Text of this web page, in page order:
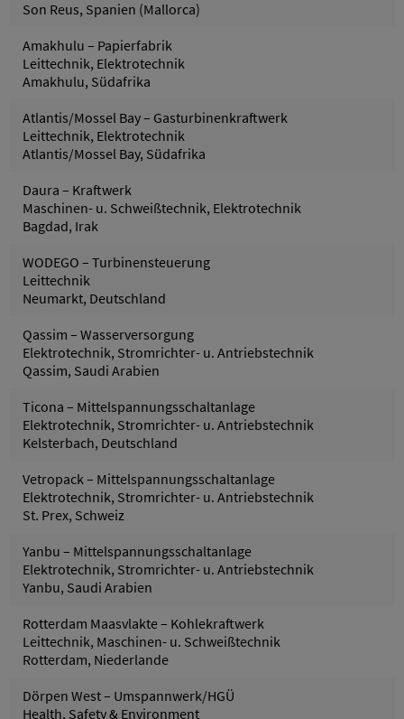
Son Reus, Spanien (Mallorca)
Amakhulu – Papierfabrik
Leittechnik, Elektrotechnik
Amakhulu, Südafrika
Atlantis/Mossel Bay – Gasturbinenkraftwerk
Leittechnik, Elektrotechnik
Atlantis/Mossel Bay, Südafrika
Daura – Kraftwerk
Maschinen- u. Schweißtechnik, Elektrotechnik
Bagdad, Irak
WODEGO – Turbinensteuerung
Leittechnik
Neumarkt, Deutschland
Qassim – Wasserversorgung
Elektrotechnik, Stromrichter- u. Antriebstechnik
Qassim, Saudi Arabien
Ticona – Mittelspannungsschaltanlage
Elektrotechnik, Stromrichter- u. Antriebstechnik
Kelsterbach, Deutschland
Vetropack – Mittelspannungsschaltanlage
Elektrotechnik, Stromrichter- u. Antriebstechnik
St. Prex, Schweiz
Yanbu – Mittelspannungsschaltanlage
Elektrotechnik, Stromrichter- u. Antriebstechnik
Yanbu, Saudi Arabien
Rotterdam Maasvlakte – Kohlekraftwerk
Leittechnik, Maschinen- u. Schweißtechnik
Rotterdam, Niederlande
Dörpen West – Umspannwerk/HGÜ
Health, Safety & Environment